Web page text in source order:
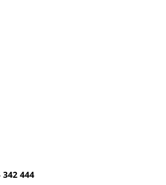
342 444